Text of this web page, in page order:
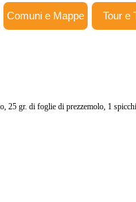
Comuni e Mappe Tour e
25 gr. di foglie di prezzemolo, 1